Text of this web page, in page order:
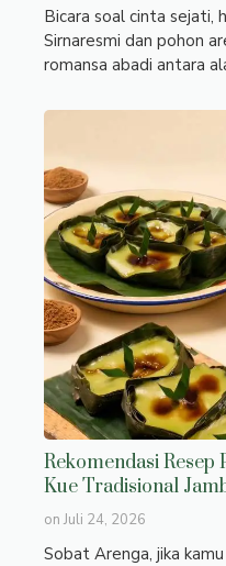
Bicara soal cinta sejati,
Sirnaresmi dan pohon
romansa abadi antara
Rekomendasi Resep
Kue Tradisional
on Juli 24, 2026
Sobat Arenga, jika